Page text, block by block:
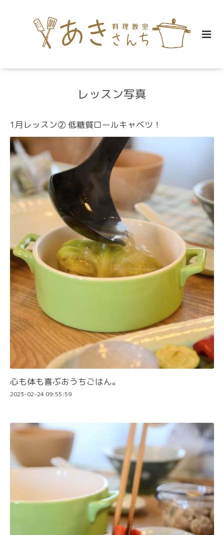
レッスン写真
1月レッスン② 低糖質ロールキャベツ！
心も体も喜ぶおうちごはん。
2023-02-24 09:55:59